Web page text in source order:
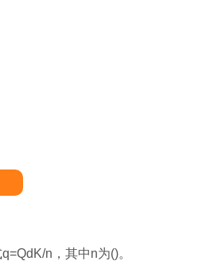
n，其中n为()。